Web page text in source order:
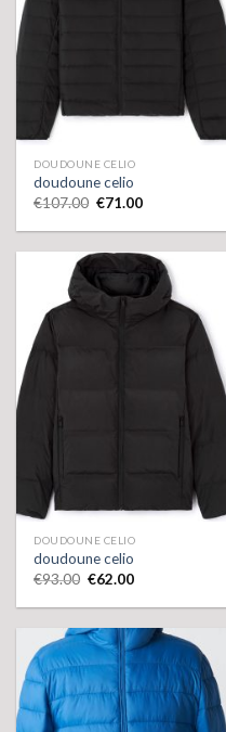
DOUDOUNE CELIO
doudoune celio
€107.00 €71.00
DOUDOUNE CELIO
doudoune celio
€93.00 €62.00